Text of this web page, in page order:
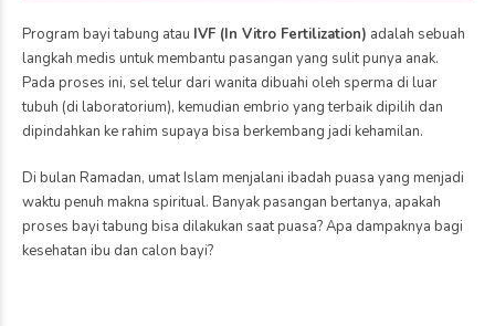
Program bayi tabung atau IVF (In Vitro Fertilization) adalah sebuah
langkah medis untuk membantu pasangan yang sulit punya anak.
Pada proses ini, sel telur dari wanita dibuahi oleh sperma di luar
tubuh (di laboratorium), kemudian embrio yang terbaik dipilih dan
dipindahkan ke rahim supaya bisa berkembang jadi kehamilan.
Di bulan Ramadan, umat Islam menjalani ibadah puasa yang menjadi
waktu penuh makna spiritual. Banyak pasangan bertanya, apakah
proses bayi tabung bisa dilakukan saat puasa? Apa dampaknya bagi
kesehatan ibu dan calon bayi?